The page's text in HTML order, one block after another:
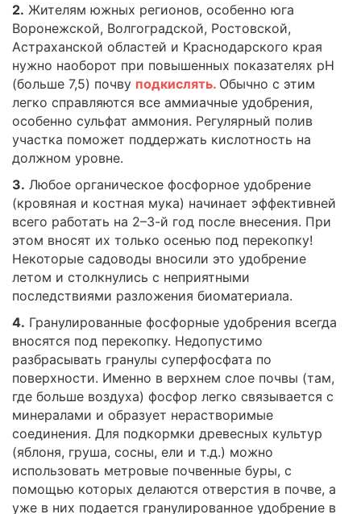
2. Жителям южных регионов, особенно юга
Воронежской, Волгоградской, Ростовской,
Астраханской областей и Краснодарского края
нужно наоборот при повышенных показателях pH
(больше 7,5) почву подкислять. Обычно с этим
легко справляются все аммиачные удобрения,
особенно сульфат аммония. Регулярный полив
участка поможет поддержать кислотность на
должном уровне.
3. Любое органическое фосфорное удобрение
(кровяная и костная мука) начинает эффективней
всего работать на 2–3-й год после внесения. При
этом вносят их только осенью под перекопку!
Некоторые садоводы вносили это удобрение
летом и столкнулись с неприятными
последствиями разложения биоматериала.
4. Гранулированные фосфорные удобрения всегда
вносятся под перекопку. Недопустимо
разбрасывать гранулы суперфосфата по
поверхности. Именно в верхнем слое почвы (там,
где больше воздуха) фосфор легко связывается с
минералами и образует нерастворимые
соединения. Для подкормки древесных культур
(яблоня, груша, сосны, ели и т.д.) можно
использовать метровые почвенные буры, с
помощью которых делаются отверстия в почве, а
уже в них подается гранулированное удобрение в